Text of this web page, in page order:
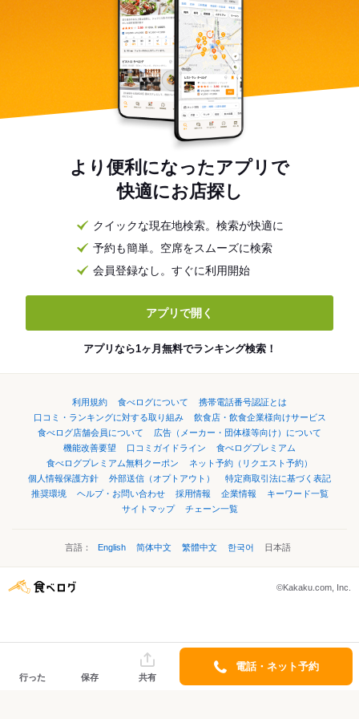
より便利になったアプリで
快適にお店探し
クイックな現在地検索。検索が快適に
予約も簡単。空席をスムーズに検索
会員登録なし。すぐに利用開始
アプリで開く
アプリなら1ヶ月無料でランキング検索！
利用規約 食べログについて
携帯電話番号認証とは
口コミ・ランキングに対する取り組み
飲食店・飲食企業様向けサービス
食べログ店舗会員について
広告（メーカー・団体様等向け）について
機能改善要望
口コミガイドライン
食べログプレミアム
食べログプレミアム無料クーポン
ネット予約（リクエスト予約）
個人情報保護方針
外部送信（オプトアウト）
特定商取引法に基づく表記
推奨環境
ヘルプ・お問い合わせ 採用情報 企業情報
キーワード一覧
サイトマップ
チェーン一覧
言語： English 简体中文 繁體中文 한국어 日本語
©Kakaku.com, Inc.
行った 保存 共有
電話・ネット予約